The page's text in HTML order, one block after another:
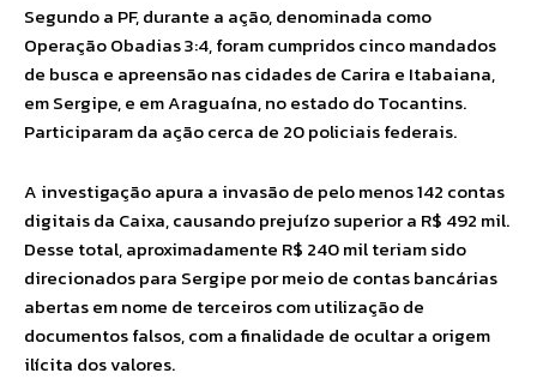
Segundo a PF, durante a ação, denominada como
Operação Obadias 3:4, foram cumpridos cinco mandados
de busca e apreensão nas cidades de Carira e Itabaiana,
em Sergipe, e em Araguaína, no estado do Tocantins.
Participaram da ação cerca de 20 policiais federais.
A investigação apura a invasão de pelo menos 142 contas
digitais da Caixa, causando prejuízo superior a R$ 492 mil.
Desse total, aproximadamente R$ 240 mil teriam sido
direcionados para Sergipe por meio de contas bancárias
abertas em nome de terceiros com utilização de
documentos falsos, com a finalidade de ocultar a origem
ilícita dos valores.